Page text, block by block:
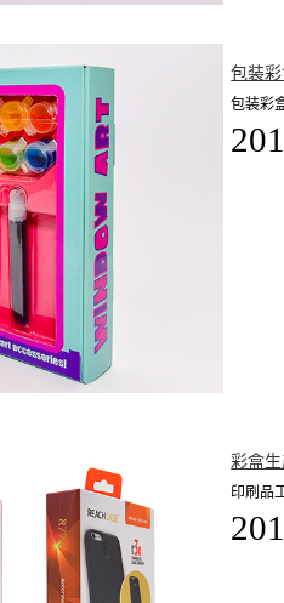
包装
包装彩
彩盒
印刷品